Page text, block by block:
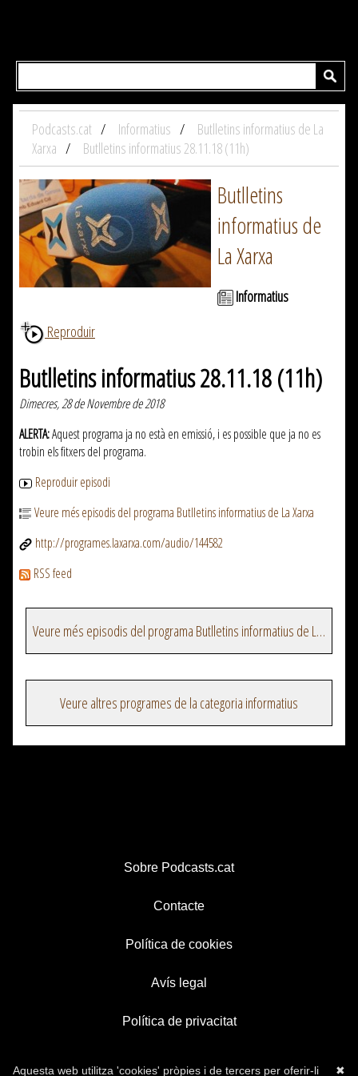
Podcasts.cat Informatius
Butlletins informatius de La
Xarxa
Butlletins informatius 28.11.18 (11h)
Butlletins
informatius de
La Xarxa
Informatius
Reproduir
Butlletins informatius 28.11.18 (11h)
Dimecres, 28 de Novembre de 2018
ALERTA:Aquest programa ja no està en emissió, i es possible que ja no es
trobin els fitxers del programa.
Reproduir episodi
Veure més episodis del programa Butlletins informatius de La Xarxa
http://programes.laxarxa.com/audio/144582
RSS feed
Veure més episodis del programa Butlletins informatius de La Xarxa
Veure altres programes de la categoria informatius
Sobre Podcasts.cat
Contacte
Política de cookies
Avís legal
Política de privacitat
✖
Aquesta web utilitza 'cookies' pròpies i de tercers per oferir-li